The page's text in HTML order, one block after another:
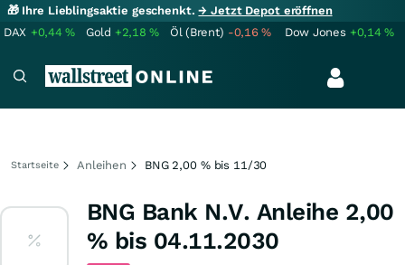
🎁 Ihre Lieblingsaktie geschenkt.→ Jetzt Depot eröffnen
DAX +0,44% Gold +2,18% Öl (Brent) -0,16% Dow Jones +0,14%
Startseite Anleihen BNG 2,00 % bis 11/30
BNG Bank N.V. Anleihe 2,00
% bis 04.11.2030